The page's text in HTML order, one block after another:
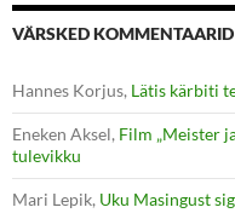
VÄRSKED KOMMENTAARID
Hannes Korjus, Lätis kärbiti
Eneken Aksel, Film „Meister
tulevikku
Mari Lepik, Uku Masingust